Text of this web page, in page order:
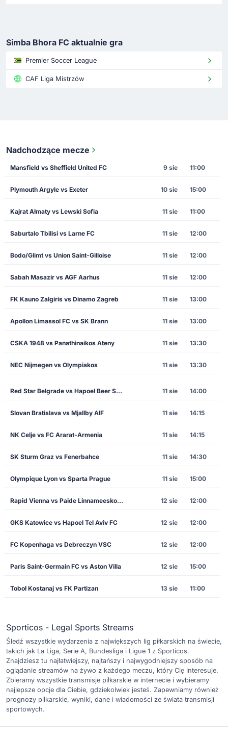
Simba Bhora FC aktualnie gra
Premier Soccer League
CAF Liga Mistrzów
Nadchodzące mecze
Mansfield vs Sheffield United FC 9 sie 11:00
Plymouth Argyle vs Exeter 10 sie 15:00
Kajrat Ałmaty vs Lewski Sofia 11 sie 11:00
Saburtalo Tbilisi vs Larne FC 11 sie 12:00
Bodo/Glimt vs Union Saint-Gilloise 11 sie 12:00
Sabah Masazir vs AGF Aarhus 11 sie 12:00
FK Kauno Zalgiris vs Dinamo Zagreb 11 sie 13:00
Apollon Limassol FC vs SK Brann 11 sie 13:00
CSKA 1948 vs Panathinaikos Ateny 11 sie 13:30
NEC Nijmegen vs Olympiakos 11 sie 13:30
Red Star Belgrade vs Hapoel Beer Sheva 11 sie 14:00
Slovan Bratislava vs Mjallby AIF 11 sie 14:15
NK Celje vs FC Ararat-Armenia 11 sie 14:15
SK Sturm Graz vs Fenerbahce 11 sie 14:30
Olympique Lyon vs Sparta Prague 11 sie 15:00
Rapid Vienna vs Paide Linnameeskond 12 sie 12:00
GKS Katowice vs Hapoel Tel Aviv FC 12 sie 12:00
FC Kopenhaga vs Debreczyn VSC 12 sie 12:00
Paris Saint-Germain FC vs Aston Villa 12 sie 15:00
Toboł Kostanaj vs FK Partizan 13 sie 11:00
Sporticos - Legal Sports Streams
Śledź wszystkie wydarzenia z największych lig piłkarskich na świecie,
takich jak La Liga, Serie A, Bundesliga i Ligue 1 z Sporticos.
Znajdziesz tu najłatwiejszy, najtańszy i najwygodniejszy sposób na
oglądanie streamów na żywo z każdego meczu, który Cię interesuje.
Zbieramy wszystkie transmisje piłkarskie w internecie i wybieramy
najlepsze opcje dla Ciebie, gdziekolwiek jesteś. Zapewniamy również
prognozy piłkarskie, wyniki, dane i wiadomości ze świata transmisji
sportowych.